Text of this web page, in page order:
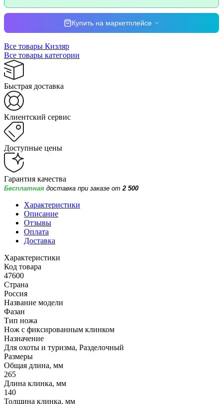
Купить на маркетплейсе
Все товары Кизляр
Все товары категории
Быстрая доставка
Клиентский сервис
Доступные цены
Гарантия качества
Бесплатная доставка при заказе от 2 500
Характеристики
Описание
Отзывы
Оплата
Доставка
Характеристики
Код товара
47600
Страна
Россия
Название модели
Фазан
Тип ножа
Нож с фиксированным клинком
Назначение
Для охоты и туризма, Разделочный
Размеры
Общая длина, мм
265
Длина клинка, мм
140
Толщина клинка, мм